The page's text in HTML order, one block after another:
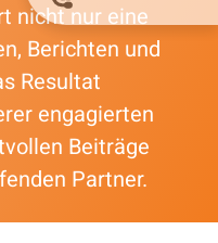
nicht nur eine
Berichten und
Resultat
engagierten
Beiträge
Partner.